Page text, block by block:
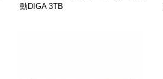
動DIGA 3TB